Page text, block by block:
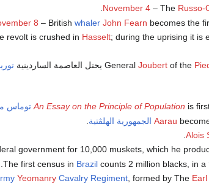
November 4– The Russo-
8 – British whaler John Fearn becomes the
revolt is crushed in Hasselt; during the uprising it is
Joubertof the يحتل العاصمة الساردينية
An Essay on the Principle of Population is توماس
Aarau الجمهورية الهلڤتية
Alois
government for 10,000 muskets, which he
The first census in Brazilcounts 2 million blacks, in a
Yeomanry Cavalry Regiment, formed by The